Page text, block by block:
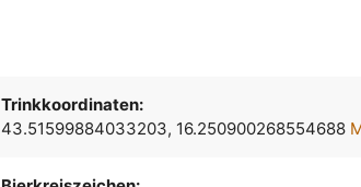
Trinkkoordinaten:
43.51599884033203, 16.250900268554688